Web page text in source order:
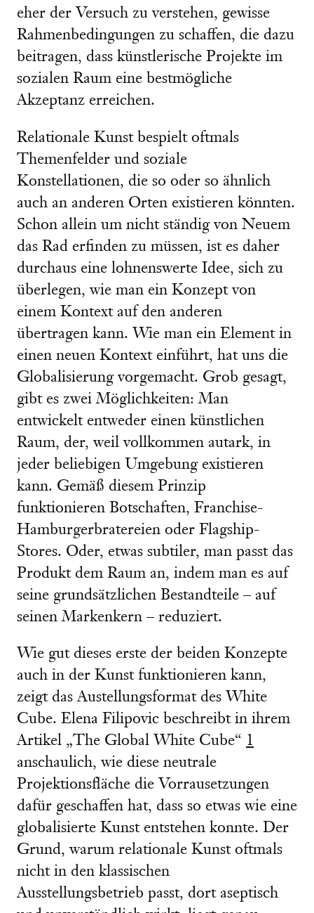
eher der Versuch zu verstehen, gewisse
Rahmenbedingungen zu schaffen, die dazu
beitragen, dass künstlerische Projekte im
sozialen Raum eine bestmögliche
Akzeptanz erreichen.
Relationale Kunst bespielt oftmals
Themenfelder und soziale
Konstellationen, die so oder so ähnlich
auch an anderen Orten existieren könnten.
Schon allein um nicht ständig von Neuem
das Rad erfinden zu müssen, ist es daher
durchaus eine lohnenswerte Idee, sich zu
überlegen, wie man ein Konzept von
einem Kontext auf den anderen
übertragen kann. Wie man ein Element in
einen neuen Kontext einführt, hat uns die
Globalisierung vorgemacht. Grob gesagt,
gibt es zwei Möglichkeiten: Man
entwickelt entweder einen künstlichen
Raum, der, weil vollkommen autark, in
jeder beliebigen Umgebung existieren
kann. Gemäß diesem Prinzip
funktionieren Botschaften, Franchise-
Hamburgerbratereien oder Flagship-
Stores. Oder, etwas subtiler, man passt das
Produkt dem Raum an, indem man es auf
seine grundsätzlichen Bestandteile – auf
seinen Markenkern – reduziert.
Wie gut dieses erste der beiden Konzepte
auch in der Kunst funktionieren kann,
zeigt das Austellungsformat des White
Cube. Elena Filipovic beschreibt in ihrem
Artikel „The Global White Cube“ 1
anschaulich, wie diese neutrale
Projektionsfläche die Vorrausetzungen
dafür geschaffen hat, dass so etwas wie eine
globalisierte Kunst entstehen konnte. Der
Grund, warum relationale Kunst oftmals
nicht in den klassischen
Ausstellungsbetrieb passt, dort aseptisch